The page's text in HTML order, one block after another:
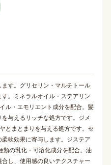
す。グリセリン・マルチトール
。ミネラルオイル・ステアリン
ル・エモリエント成分を配合。髪
与えるリッチな処方です。ジメ
とまとまりを与える処方です。セ
軟効果に寄与します。ジステア
類の乳化・可溶化成分を配合。油
し、使用感の良いテクスチャー